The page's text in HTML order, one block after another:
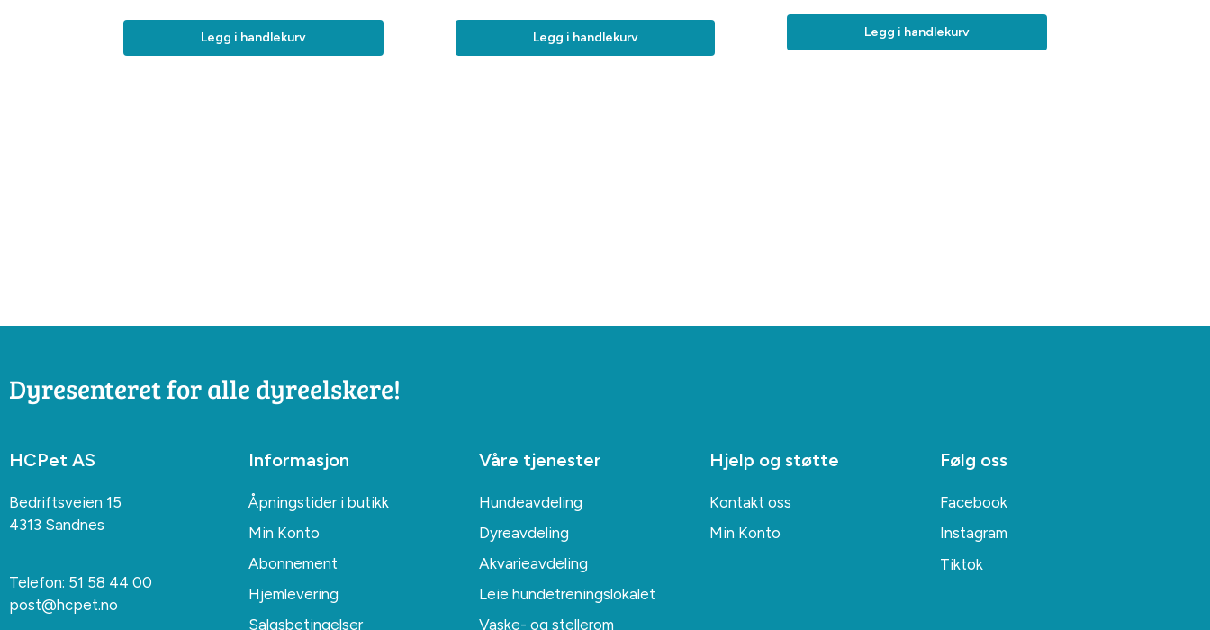
Legg i handlekurv Legg i handlekurv Legg i handlekurv
Dyresenteret for alle dyreelskere!
HCPet AS
Bedriftsveien 15
4313 Sandnes
Telefon: 51 58 44 00
post@hcpet.no
Informasjon
Åpningstider i butikk
Min Konto
Abonnement
Hjemlevering
Salgsbetingelser
Våre tjenester
Hundeavdeling
Dyreavdeling
Akvarieavdeling
Leie hundetreningslokalet
Vaske- og stellerom
Hjelp og støtte
Kontakt oss
Min Konto
Følg oss
Facebook
Instagram
Tiktok